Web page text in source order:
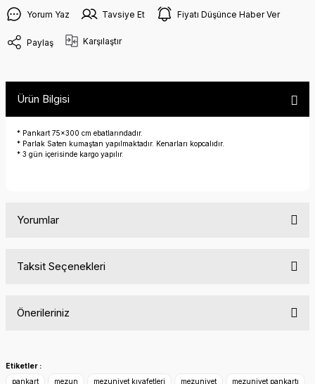
Yorum Yaz Tavsiye Et Fiyatı Düşünce Haber Ver
Paylaş Karşılaştır
Ürün Bilgisi
* Pankart 75x300 cm ebatlarındadır.
* Parlak Saten kumaştan yapılmaktadır. Kenarları kopcalıdır.
* 3 gün içerisinde kargo yapılır.
Yorumlar
Taksit Seçenekleri
Önerileriniz
konularda yetersiz gördüğünüz noktaları öneri formunu
Etiketler :
pankart
mezun mezuniyet kıyafetleri mezuniyet mezuniyet pankartı